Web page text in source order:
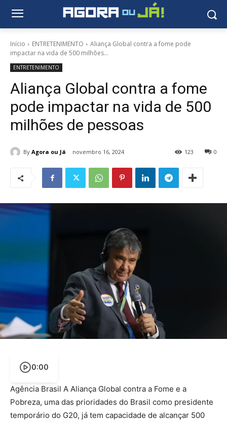
Início ENTRETENIMENTO
Aliança Global contra a fome pode
impactar na vida de 500 milhões...
ENTRETENIMENTO
Aliança Global contra a fome
pode impactar na vida de 500
milhões de pessoas
By Agora ou Já novembro 16, 2024 0
123
0:00
Agência Brasil A Aliança Global contra a Fome e a
Pobreza, uma das prioridades do Brasil como presidente
temporário do G20, já tem capacidade de alcançar 500